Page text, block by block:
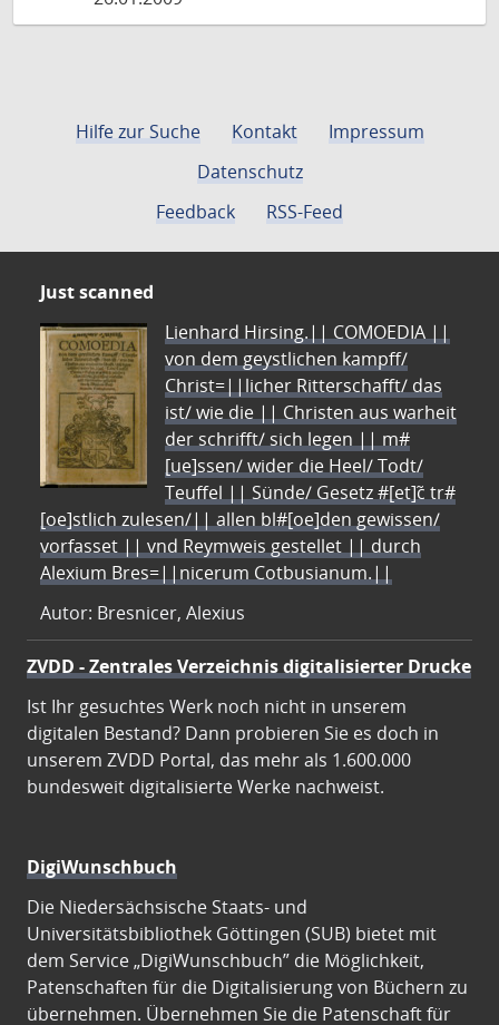
Hilfe zur Suche Kontakt
Impressum
Datenschutz
Feedback
RSS-Feed
Just scanned
Lienhard Hirsing.|| COMOEDIA ||
von dem geystlichen kampff/
Christ=||licher Ritterschafft/ das
ist/ wie die || Christen aus warheit
der schrifft/ sich legen || m#
[ue]ssen/ wider die Heel/ Todt/
Teuffel || Sünde/ Gesetz #[et]c̃ tr#
[oe]stlich zulesen/|| allen bl#[oe]den gewissen/
vorfasset || vnd Reymweis gestellet || durch
Alexium Bres=||nicerum Cotbusianum.||
Autor: Bresnicer, Alexius
ZVDD - Zentrales Verzeichnis digitalisierter Drucke
Ist Ihr gesuchtes Werk noch nicht in unserem
digitalen Bestand? Dann probieren Sie es doch in
unserem ZVDD Portal, das mehr als 1.600.000
bundesweit digitalisierte Werke nachweist.
DigiWunschbuch
Die Niedersächsische Staats- und
Universitätsbibliothek Göttingen (SUB) bietet mit
dem Service „DigiWunschbuch” die Möglichkeit,
Patenschaften für die Digitalisierung von Büchern zu
übernehmen. Übernehmen Sie die Patenschaft für